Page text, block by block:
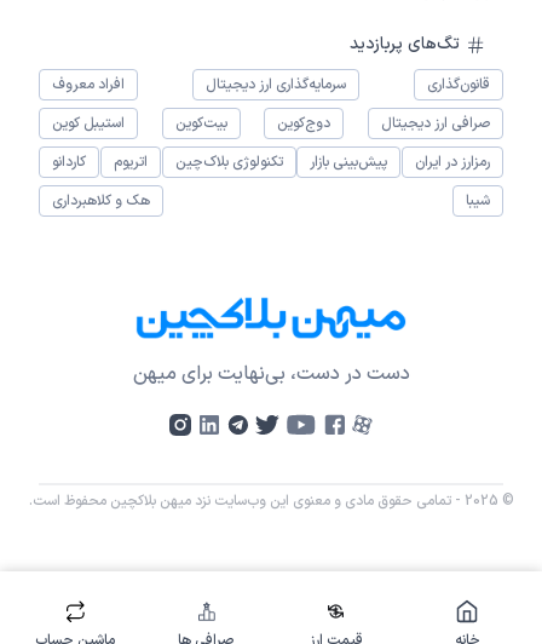
تگ‌های پربازدید
قانون‌گذاری سرمایه‌گذاری ارز دیجیتال
افراد معروف
صرافی ارز دیجیتال
دوج‌کوین بیت‌کوین
استیبل کوین
رمزارز در ایران
پیش‌بینی بازار تکنولوژی بلاک‌چین اتریوم
کاردانو
شیبا
هک و کلاهبرداری
دست در دست، بی‌نهایت برای میهن
© 2025 - تمامی حقوق مادی و معنوی این وب‌سایت نزد میهن بلاکچین محفوظ است.